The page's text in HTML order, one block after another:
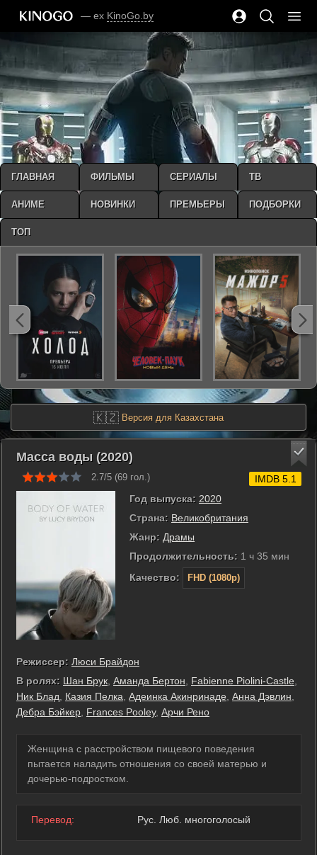
— ex KinoGo.by
🇰🇿 Версия для Казахстана
Масса воды (2020)
2.7/5 (69 гол.)
Год выпуска: 2020
Страна: Великобритания
Жанр: Драмы
Продолжительность: 1 ч 35 мин
Качество:
FHD (1080p)
IMDB 5.1
Режиссер: Люси Брайдон
В ролях: Шан Брук Аманда Бертон Fabienne Piolini-Castle
Ник Блад
Казия Пелка Адеинка Акинринаде Анна Дэвлин
Дебра Бэйкер Frances Pooley, Арчи Рено
Женщина с расстройством пищевого поведения
пытается наладить отношения со своей матерью и
дочерью-подростком.
Перевод: Рус. Люб. многоголосый
ГЛАВНАЯ ФИЛЬМЫ СЕРИАЛЫ ТВ
АНИМЕ НОВИНКИ ПРЕМЬЕРЫ ПОДБОРКИ
ТОП